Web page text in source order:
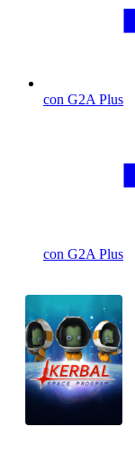
con G2A Plus
con G2A Plus